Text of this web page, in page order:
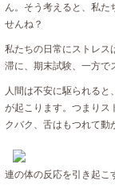
ん。そう考えると、私た
せんね？
私たちの日常にストレス
滞に、期末試験、一方で
人間は不安に駆られる
が起こります。つまりス
クバク、舌はもつれて動
連の体の反応を引き起こ